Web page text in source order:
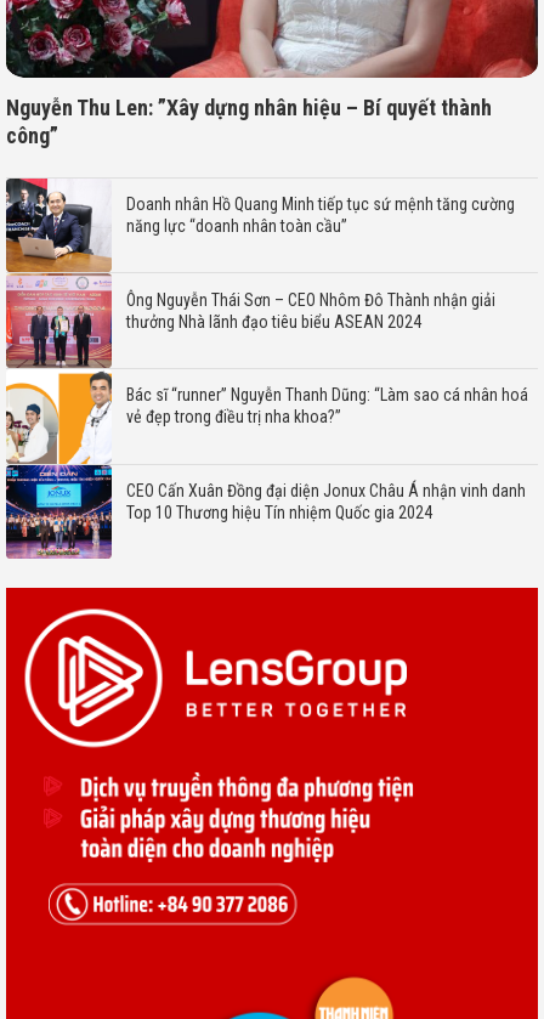
Nguyễn Thu Len: ”Xây dựng nhân hiệu – Bí quyết thành
công”
Doanh nhân Hồ Quang Minh tiếp tục sứ mệnh tăng cường
năng lực “doanh nhân toàn cầu”
Ông Nguyễn Thái Sơn – CEO Nhôm Đô Thành nhận giải
thưởng Nhà lãnh đạo tiêu biểu ASEAN 2024
Bác sĩ “runner” Nguyễn Thanh Dũng: “Làm sao cá nhân hoá
vẻ đẹp trong điều trị nha khoa?”
CEO Cấn Xuân Đồng đại diện Jonux Châu Á nhận vinh danh
Top 10 Thương hiệu Tín nhiệm Quốc gia 2024